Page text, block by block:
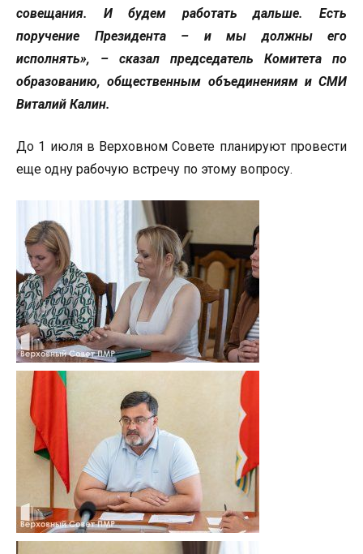
совещания. И будем работать дальше. Есть
поручение Президента – и мы должны его
исполнять», – сказал председатель Комитета по
образованию, общественным объединениям и СМИ
Виталий Калин.
До 1 июля в Верховном Совете планируют провести
еще одну рабочую встречу по этому вопросу.